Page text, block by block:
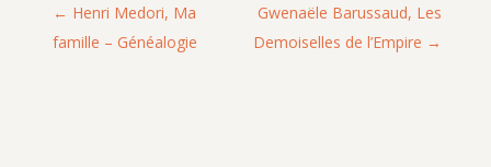
Gwenaële Barussaud, Les
Demoiselles de l’Empire
Henri Medori, Ma
famille – Généalogie